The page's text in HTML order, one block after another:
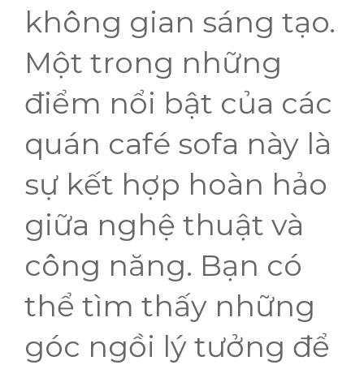
không gian sáng tạo.
Một trong những
điểm nổi bật của các
quán café sofa này là
sự kết hợp hoàn hảo
giữa nghệ thuật và
công năng. Bạn có
thể tìm thấy những
góc ngồi lý tưởng để